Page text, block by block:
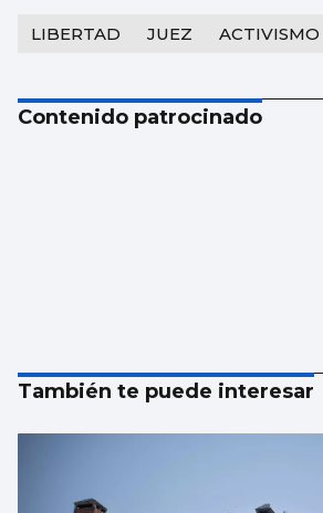
LIBERTAD JUEZ ACTIVISMO
Contenido patrocinado
También te puede interesar